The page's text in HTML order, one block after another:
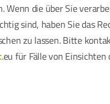
Wenn die über Sie
sind, haben Sie das
zu lassen. Bitte
.eu für Fälle von Einsichten